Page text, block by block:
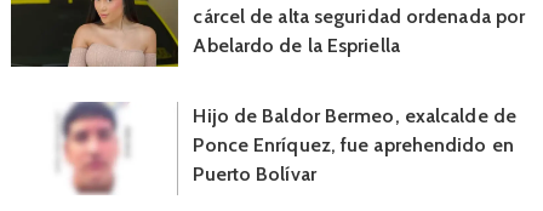
cárcel de alta seguridad ordenada por
Abelardo de la Espriella
Hijo de Baldor Bermeo, exalcalde de
Ponce Enríquez, fue aprehendido en
Puerto Bolívar